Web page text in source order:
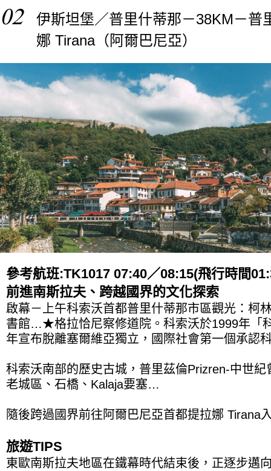
02
伊斯坦堡／普里什蒂那－38KM－普
娜 Tirana（阿爾巴尼亞）
參考航班:TK1017 07:40／08:15(飛行時間
前進南斯拉夫、跨越國界的文化探索
啟幕－上午科索沃首都普里什蒂那市區觀光：柯
書館…★格拉恰尼察修道院。科索沃於1999年「
年宣布脫離塞爾維亞獨立，國際社會第一個承認
科索沃南部的歷史古城，普里茲倫Prizren-中世
老城區、石橋、Kalaja要塞…
隨後跨過國界前往阿爾巴尼亞首都提拉娜 Tirana
旅遊TIPS
東歐南斯拉夫地區在鐵幕時代結束後，正逐步邁